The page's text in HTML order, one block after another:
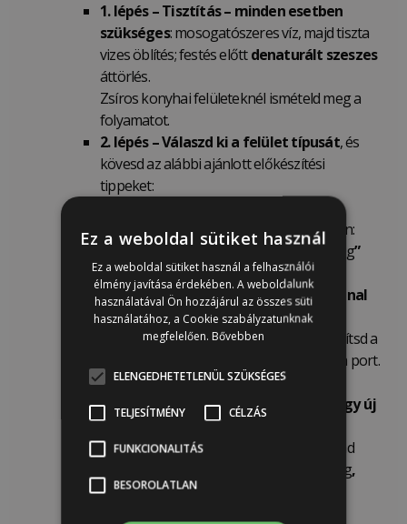
1. lépés – Tisztítás – minden esetben
szükséges: mosogatószeres víz, majd tiszta
vizes öblítés; festés előttdenaturált szeszes
áttörlés.
Zsíros konyhai felületeknél ismételd meg a
folyamatot.
2. lépés –Válaszd ki a felület típusát, és
kövesd az alábbi ajánlott előkészítési
tippeket:
(festett,
lakkozott vagy lakkal kezelt) esetén:
Finomancsiszold át „scuff sanding”
(érdesítés,„bolyhosítás”)220-as
szemcseméretű csiszolóvászonnal
vagy csiszolószivaccsal, a fa
erezetének irányában, hogy tompítsd a
fényt. A csiszolás után távolítsd el a port.
Puha wax-szal, szilikonos
bútorápolóval kezelt felület vagy új
fém esetén:
Ha tisztítás után még mindig marad
wax, polírozószer vagy olajos réteg,
szagtalan lakkbenzin higító
Ez a weboldal sütiket használ
Ez a weboldal sütiket használ a felhasználói
élmény javítása érdekében. A weboldalunk
használatával Ön hozzájárul az összes süti
használatához, a Cookie szabályzatunknak
megfelelően. Bővebben
ELENGEDHETETLENÜL SZÜKSÉGES
TELJESÍTMÉNY CÉLZÁS
FUNKCIONALITÁS
BESOROLATLAN